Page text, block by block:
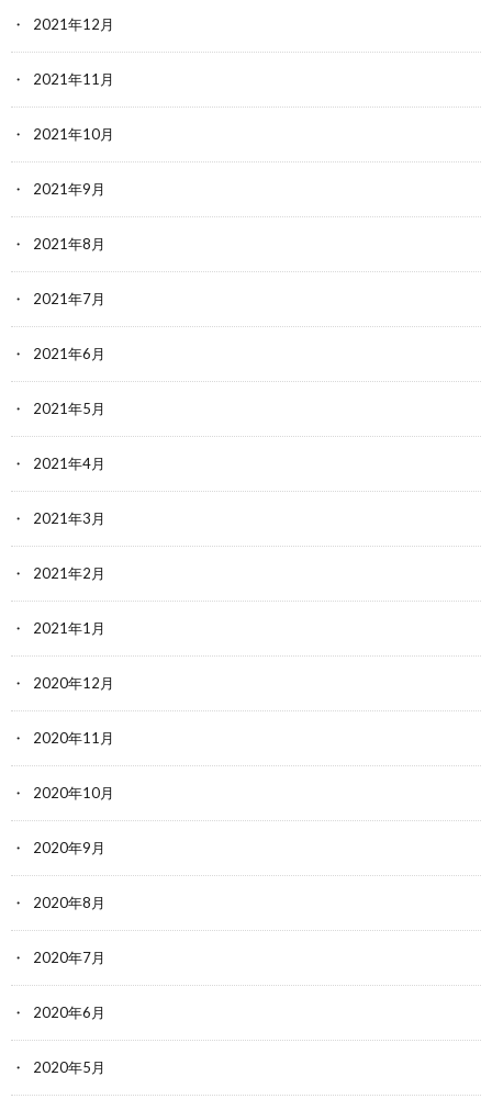
2021年12月
2021年11月
2021年10月
2021年9月
2021年8月
2021年7月
2021年6月
2021年5月
2021年4月
2021年3月
2021年2月
2021年1月
2020年12月
2020年11月
2020年10月
2020年9月
2020年8月
2020年7月
2020年6月
2020年5月